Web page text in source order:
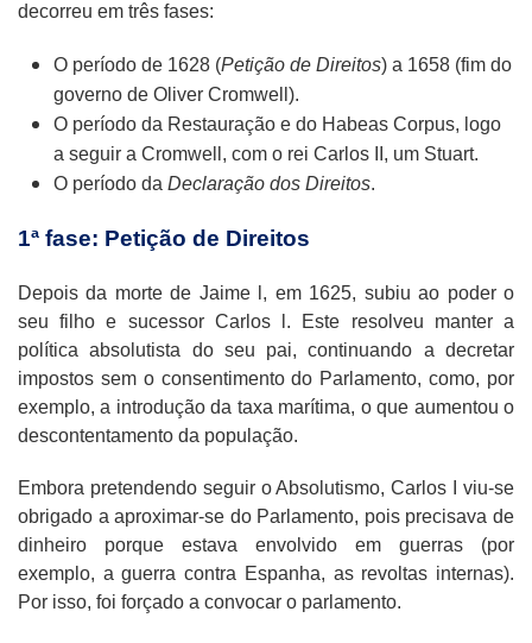
decorreu em três fases:
O período de 1628 (Petição de Direitos) a 1658 (fim do
governo de Oliver Cromwell).
O período da Restauração e do Habeas Corpus, logo
a seguir a Cromwell, com o rei Carlos II, um Stuart.
O período da Declaração dos Direitos.
1ª fase: Petição de Direitos
Depois da morte de Jaime l, em 1625, subiu ao poder o
seu filho e sucessor Carlos l. Este resolveu manter a
política absolutista do seu pai, continuando a decretar
impostos sem o consentimento do Parlamento, como, por
exemplo, a introdução da taxa marítima, o que aumentou o
descontentamento da população.
Embora pretendendo seguir o Absolutismo, Carlos I viu-se
obrigado a aproximar-se do Parlamento, pois precisava de
dinheiro porque estava envolvido em guerras (por
exemplo, a guerra contra Espanha, as revoltas internas).
Por isso, foi forçado a convocar o parlamento.